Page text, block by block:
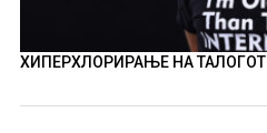
ХИПЕРХЛОРИРАЊЕ НА ТАЛОГОТ